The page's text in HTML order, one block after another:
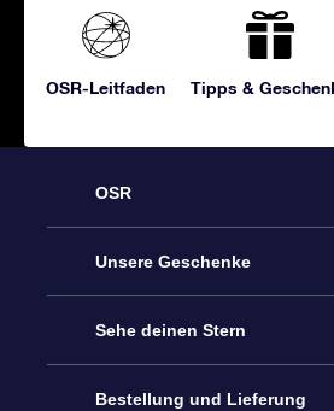
OSR-Leitfaden Tipps &
OSR
Service
Kontakt
Blog
Unsere Geschenke
Sterne schenken
OSR-Geschenkpaket
Sehe deinen Stern
Sternregister
Bestellung und Lieferung